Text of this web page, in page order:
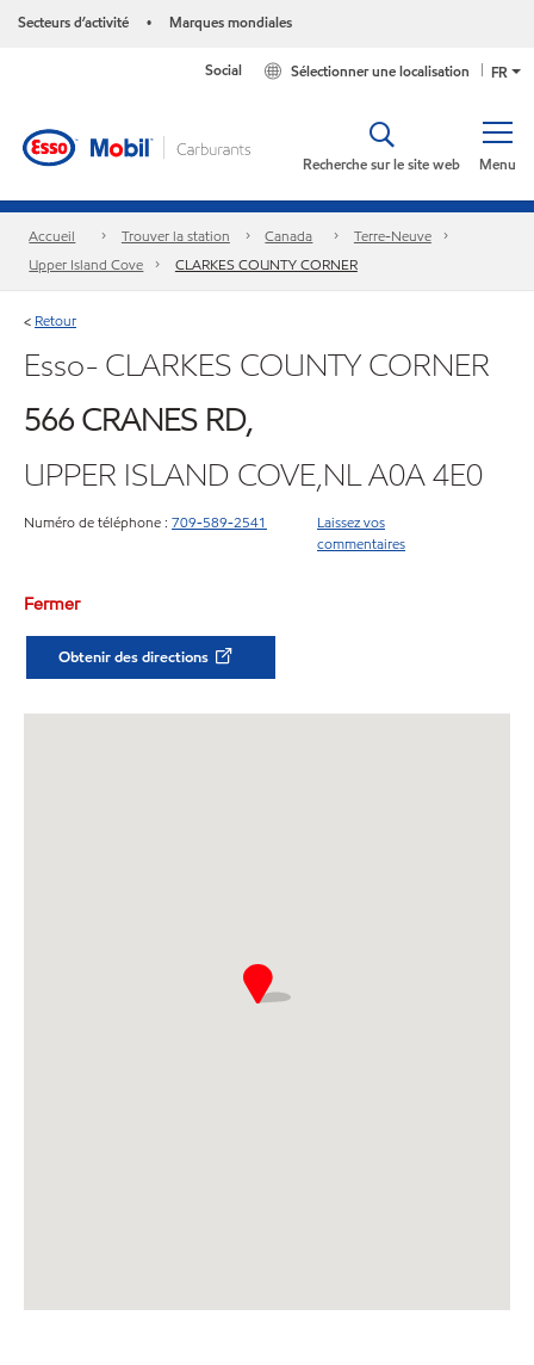
Secteurs d’activité • Marques mondiales
FR
Sélectionner une localisation
Social
Menu
Recherche sur le site web
Accueil Trouver la station Canada
Terre-Neuve
Upper Island Cove
CLARKES COUNTY CORNER
< Retour
Esso- CLARKES COUNTY CORNER
566 CRANES RD,
UPPER ISLAND COVE,NL A0A 4E0
Numéro de téléphone : 709-589-2541
Laissez vos
commentaires
Fermer
Obtenir des directions